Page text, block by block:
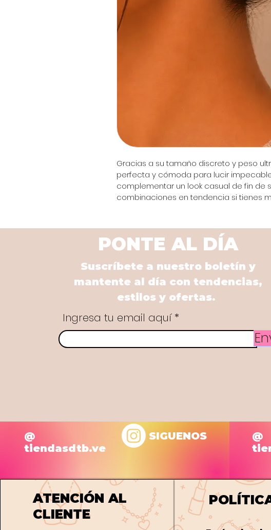
Gracias a su tamaño discreto y peso
perfecta y cómoda para lucir
complementar un look casual de fin de
combinaciones en tendencia si tienes
PONTE AL DÍA
Suscríbete a nuestro boletín y
mantente al día con tendencias,
estilos y ofertas.
Ingresa tu email aquí
@
tiendasdtb.ve
SIGUENOS
@
ATENCIÓN AL
CLIENTE